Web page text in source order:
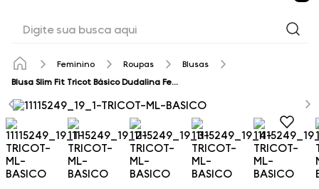
Feminino Roupas
Blusas
Blusa Slim Fit Tricot Básico Dudalina Feminina